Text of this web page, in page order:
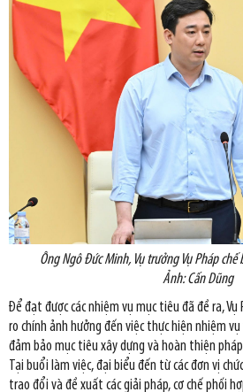
Ông Ngô Đức Minh, Vụ trưởng Vụ Pháp
Ảnh: Cấn Dũng
Để đạt được các nhiệm vụ mục tiêu đã đề ra, Vụ
ro chính ảnh hưởng đến việc thực hiện nhiệm
đảm bảo mục tiêu xây dựng và hoàn thiện
Tại buổi làm việc, đại biểu đến từ các đơn vị
trao đổi và đề xuất các giải pháp, cơ chế phối